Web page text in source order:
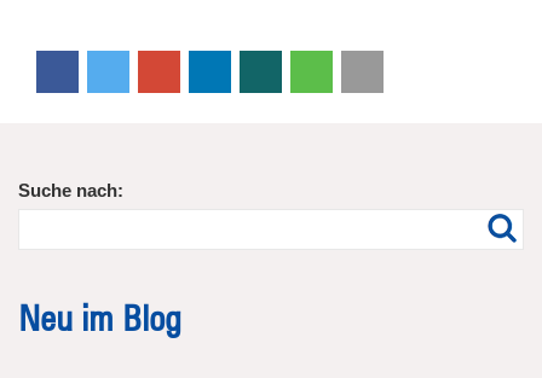
Suche nach:
Neu im Blog